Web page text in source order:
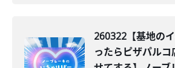
260322【基地の
ったらピザパル